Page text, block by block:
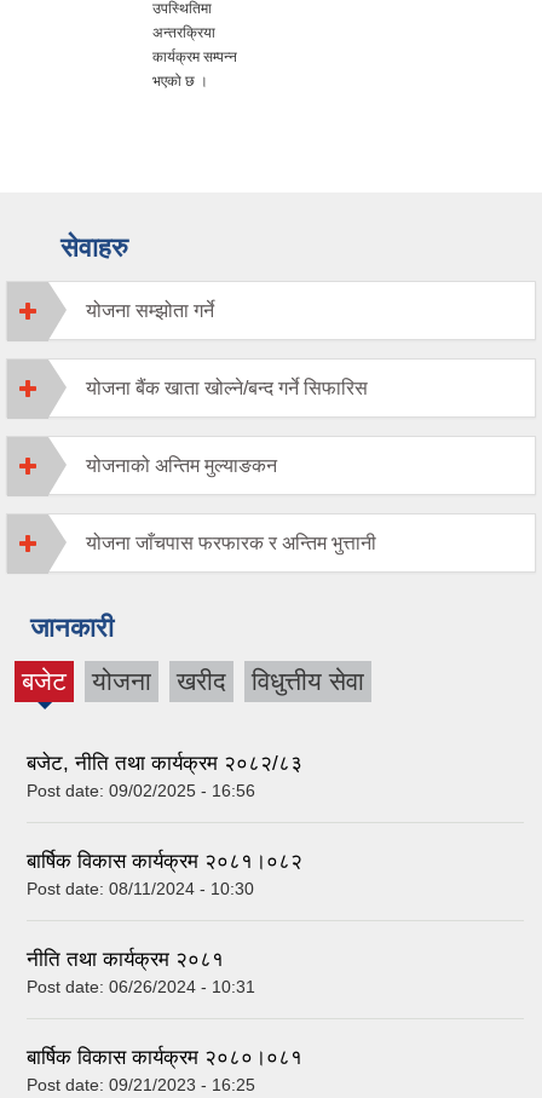
उपस्थितिमा
अन्तरक्रिया
कार्यक्रम सम्पन्न
भएको छ ।
सेवाहरु
योजना सम्झोता गर्ने
योजना बैंक खाता खोल्ने/बन्द गर्ने सिफारिस
योजनाको अन्तिम मुल्याङकन
योजना जाँचपास फरफारक र अन्तिम भुत्तानी
जानकारी
बजेट
(active
योजना खरीद विधुत्तीय सेवा
बजेट, नीति तथा कार्यक्रम २०८२/८३
Post date: 09/02/2025 - 16:56
बार्षिक विकास कार्यक्रम २०८१।०८२
Post date: 08/11/2024 - 10:30
नीति तथा कार्यक्रम २०८१
Post date: 06/26/2024 - 10:31
बार्षिक विकास कार्यक्रम २०८०।०८१
Post date: 09/21/2023 - 16:25